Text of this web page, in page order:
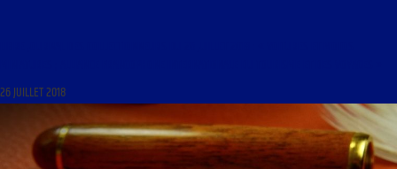
26 JUILLET 2018